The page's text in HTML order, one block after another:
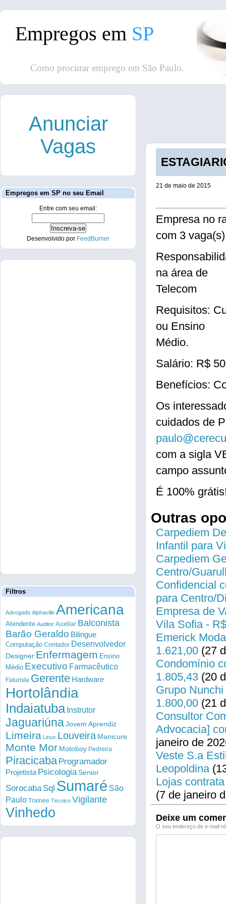
Empregos em SP
Como procurar emprego em São Paulo.
21 de maio de 2015
Empresa no
com 3
na área de
Telecom
Requisitos:
ou Ensino
Médio.
Salário: R$
Benefícios:
Os
cuidados de
com a sigla
campo
É 100%
Outras
Carpediem
Infantil para
Carpediem
Centro/
Confidencial
para Centro/
Empresa de
Vila Sofia -
Emerick
1.621,00 (27
Condomínio
1.805,43 (20
Grupo
1.800,00 (21
Consultor
Advocacia]
janeiro de
Veste S.a
Leopoldina
Lojas
(7 de janeiro
Deixe um
O seu endereço de e-mail
Anunciar
Vagas
Empregos em SP no seu Email
Entre com seu email:
Desenvolvido por FeedBurner
Filtros
Advogado Alphaville Americana
Atendente Auditor Auxiliar Balconista
Barão Geraldo Bilingue
Computação Contador Desenvolvedor
Designer Enfermagem Ensino
Médio Executivo Farmacêutico
Faturista Gerente Hardware
Hortolândia
Indaiatuba Instrutor
Jaguariúna Jovem Aprendiz
Limeira Linux Louveira Manicure
Monte Mor Motoboy Pedreira
Piracicaba Programador
Projetista PsicologiaSenior
Sorocaba Sql Sumaré São
Paulo Trainee Técnico Vigilante
Vinhedo